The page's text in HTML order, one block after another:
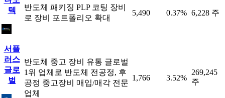
텍
반도체 패키징 PLP 코팅 장비
로 장비 포트폴리오 확대
5,490 0.37% 6,228 주
서플
러스
글로
벌
반도체 중고 장비 유통 글로벌
1위 업체로 반도체 전공정, 후
공정 중고장비 매입/매각 전문
업체
1,766 3.52%
269,245
주